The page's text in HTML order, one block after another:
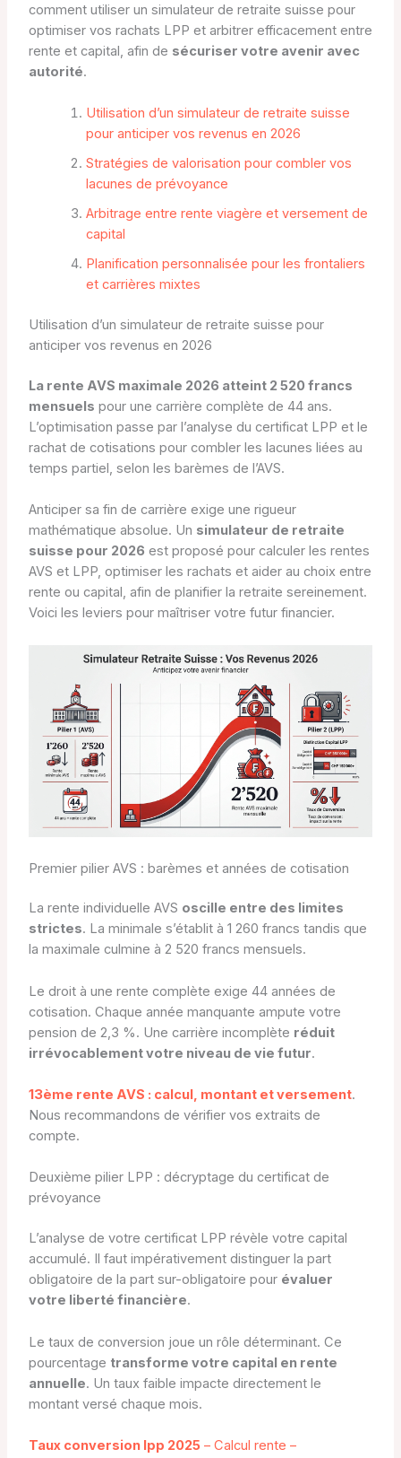
comment utiliser un simulateur de retraite suisse pour
optimiser vos rachats LPP et arbitrer efficacement entre
rente et capital, afin de sécuriser votre avenir avec
autorité.
Utilisation d’un simulateur de retraite suisse
pour anticiper vos revenus en 2026
Stratégies de valorisation pour combler vos
lacunes de prévoyance
Arbitrage entre rente viagère et versement de
capital
Planification personnalisée pour les frontaliers
et carrières mixtes
Utilisation d’un simulateur de retraite suisse pour
anticiper vos revenus en 2026
La rente AVS maximale 2026 atteint 2 520 francs
mensuels pour une carrière complète de 44 ans.
L’optimisation passe par l’analyse du certificat LPP et le
rachat de cotisations pour combler les lacunes liées au
temps partiel, selon les barèmes de l’AVS.
Anticiper sa fin de carrière exige une rigueur
mathématique absolue. Un simulateur de retraite
suisse pour 2026 est proposé pour calculer les rentes
AVS et LPP, optimiser les rachats et aider au choix entre
rente ou capital, afin de planifier la retraite sereinement.
Voici les leviers pour maîtriser votre futur financier.
Premier pilier AVS : barèmes et années de cotisation
La rente individuelle AVS oscille entre des limites
strictes. La minimale s’établit à 1 260 francs tandis que
la maximale culmine à 2 520 francs mensuels.
Le droit à une rente complète exige 44 années de
cotisation. Chaque année manquante ampute votre
pension de 2,3 %. Une carrière incomplète réduit
irrévocablement votre niveau de vie futur.
13ème rente AVS : calcul, montant et versement.
Nous recommandons de vérifier vos extraits de
compte.
Deuxième pilier LPP : décryptage du certificat de
prévoyance
L’analyse de votre certificat LPP révèle votre capital
accumulé. Il faut impérativement distinguer la part
obligatoire de la part sur-obligatoire pour évaluer
votre liberté financière.
Le taux de conversion joue un rôle déterminant. Ce
pourcentage transforme votre capital en rente
annuelle. Un taux faible impacte directement le
montant versé chaque mois.
Taux conversion lpp 2025– Calcul rente –